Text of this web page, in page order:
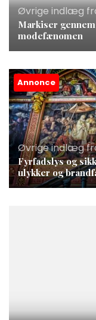
Øvrige indlæg
Markiser
modefænomen
Annonce
Øvrige indlæg
Fyrfadslys og
ulykker og